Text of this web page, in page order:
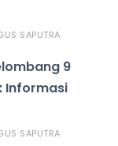
SAPUTRA
9
Informasi
SAPUTRA